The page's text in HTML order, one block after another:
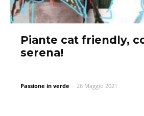
Piante cat friendly,
serena!
Passione in verde - 26 Maggio 2021